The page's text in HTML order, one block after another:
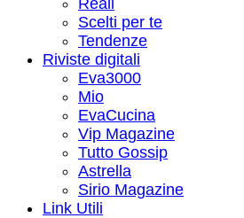
Reali
Scelti per te
Tendenze
Riviste digitali
Eva3000
Mio
EvaCucina
Vip Magazine
Tutto Gossip
Astrella
Sirio Magazine
Link Utili